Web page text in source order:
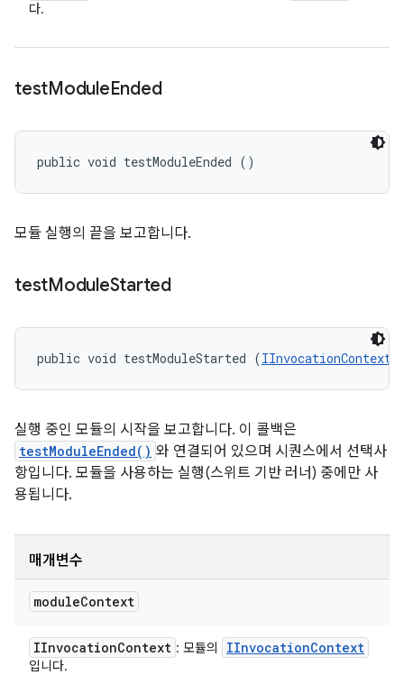
다.
testModuleEnded
public void testModuleEnded ()
모듈 실행의 끝을 보고합니다.
testModuleStarted
public void testModuleStarted (IInvocationContext
실행 중인 모듈의 시작을 보고합니다. 이 콜백은
testModuleEnded() 와 연결되어 있으며 시퀀스에서 선택사
항입니다. 모듈을 사용하는 실행(스위트 기반 러너) 중에만 사
용됩니다.
매개변수
moduleContext
IInvocationContext : 모듈의 IInvocationContext
입니다.